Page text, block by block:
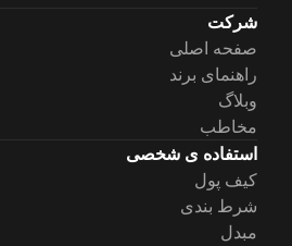
شرکت
صفحه اصلی
راهنمای برند
وبلاگ
مخاطب
استفاده ی شخصی
کیف پول
شرط بندی
مبدل